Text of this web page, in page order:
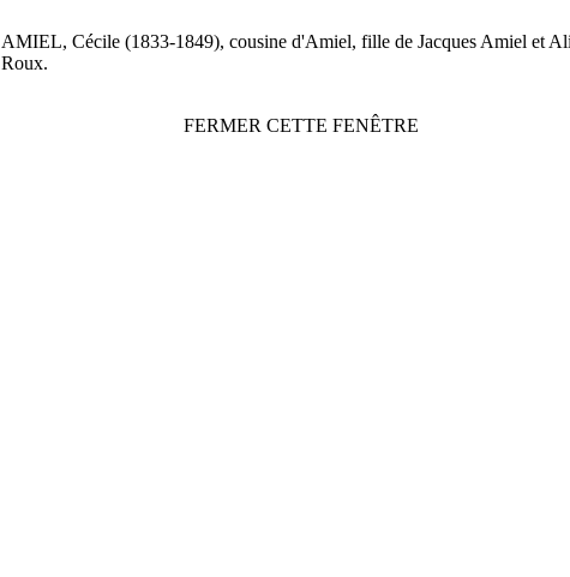
AMIEL, Cécile (1833-1849), cousine d'Amiel, fille de Jacques Amiel et
Roux.
FERMER CETTE FENÊTRE